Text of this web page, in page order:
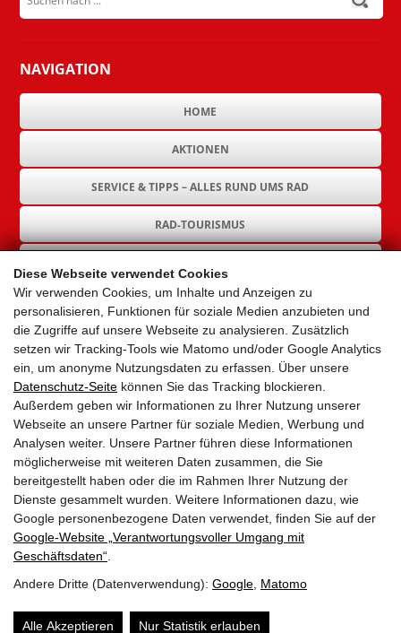
Diese Webseite verwendet Cookies
Wir verwenden Cookies, um Inhalte und Anzeigen zu
personalisieren, Funktionen für soziale Medien anzubieten und
die Zugriffe auf unsere Webseite zu analysieren. Zusätzlich
setzen wir Tracking-Tools wie Matomo und/oder Google Analytics
ein, um anonyme Nutzungsdaten zu erfassen. Über unsere
Datenschutz-Seite können Sie das Tracking blockieren.
Außerdem geben wir Informationen zu Ihrer Nutzung unserer
Webseite an unsere Partner für soziale Medien, Werbung und
Analysen weiter. Unsere Partner führen diese Informationen
möglicherweise mit weiteren Daten zusammen, die Sie
bereitgestellt haben oder die im Rahmen Ihrer Nutzung der
Dienste gesammelt wurden. Weitere Informationen dazu, wie
Google personenbezogene Daten verwendet, finden Sie auf der
Google‑Website „Verantwortungsvoller Umgang mit
Geschäftsdaten“
Andere Dritte (Datenverwendung): Google Matomo
Alle Akzeptieren Nur Statistik erlauben
NAVIGATION
HOME
AKTIONEN
SERVICE & TIPPS – ALLES RUND UMS RAD
RAD-TOURISMUS
GEMEINDEN
AKTUELLES
PARTNER
LINKS
SITEMAP
IMPRESSUM & DATENSCHUTZ